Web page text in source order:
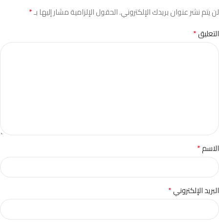
لن يتم نشر عنوان بريدك الإلكتروني.الحقول الإلزامية مشار إليها بـ*
التعليق*
الاسم*
البريد الإلكتروني*